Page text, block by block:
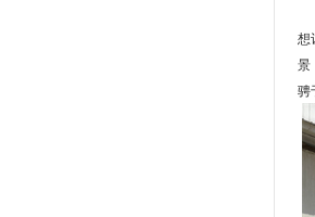
想
景
骋